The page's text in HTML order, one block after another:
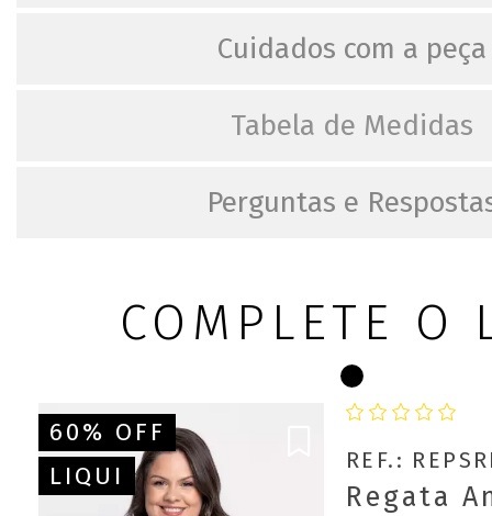
Cuidados com a peça
Tabela de Medidas
Perguntas e
COMPLETE O
60% OFF
LIQUI
REF.:
Regata